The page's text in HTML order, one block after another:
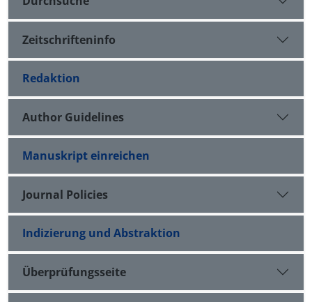
Zeitschrifteninfo
Redaktion
Author Guidelines
Manuskript einreichen
Journal Policies
Indizierung und Abstraktion
Überprüfungsseite